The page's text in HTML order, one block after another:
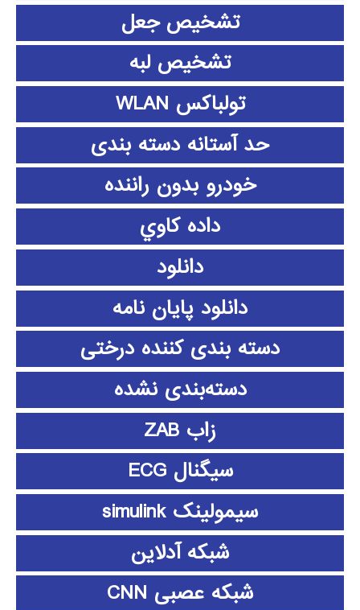
تشخیص جعل
تشخیص لبه
تولباکس WLAN
حد آستانه دسته بندی
خودرو بدون راننده
داده كاوي
دانلود
دانلود پايان نامه
دسته بندی کننده درختی
دسته‌بندی نشده
زاب ZAB
سیگنال ECG
سیمولینک simulink
شبکه آدلاین
شبکه عصبی CNN